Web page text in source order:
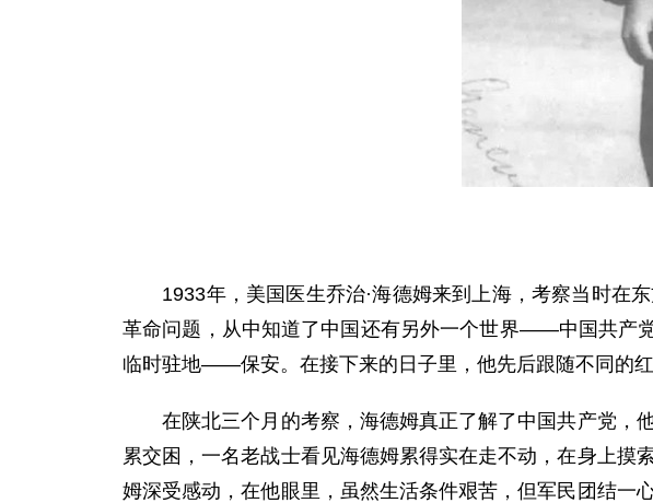
1933年，美国医生乔治·海德姆来到上海，考察当时在东
革命问题，从中知道了中国还有另外一个世界——中国共产
临时驻地——保安。在接下来的日子里，他先后跟随不同的
在陕北三个月的考察，海德姆真正了解了中国共产党，
累交困，一名老战士看见海德姆累得实在走不动，在身上
姆深受感动，在他眼里，虽然生活条件艰苦，但军民团结一